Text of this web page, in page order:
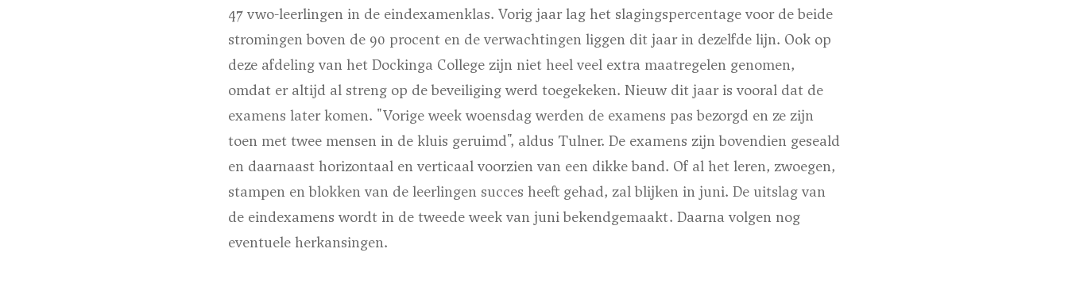
47 vwo-leerlingen in de eindexamenklas. Vorig jaar lag het slagingspercentage voor de beide
stromingen boven de 90 procent en de verwachtingen liggen dit jaar in dezelfde lijn. Ook op
deze afdeling van het Dockinga College zijn niet heel veel extra maatregelen genomen,
omdat er altijd al streng op de beveiliging werd toegekeken. Nieuw dit jaar is vooral dat de
examens later komen. "Vorige week woensdag werden de examens pas bezorgd en ze zijn
toen met twee mensen in de kluis geruimd", aldus Tulner. De examens zijn bovendien geseald
en daarnaast horizontaal en verticaal voorzien van een dikke band. Of al het leren, zwoegen,
stampen en blokken van de leerlingen succes heeft gehad, zal blijken in juni. De uitslag van
de eindexamens wordt in de tweede week van juni bekendgemaakt. Daarna volgen nog
eventuele herkansingen.